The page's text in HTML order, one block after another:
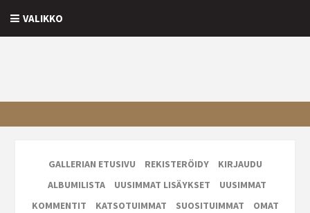
VALIKKO
GALLERIAN ETUSIVU REKISTERÖIDY
KIRJAUDU
ALBUMILISTA
UUSIMMAT LISÄYKSET
UUSIMMAT
KOMMENTIT
KATSOTUIMMAT SUOSITUIMMAT
OMAT